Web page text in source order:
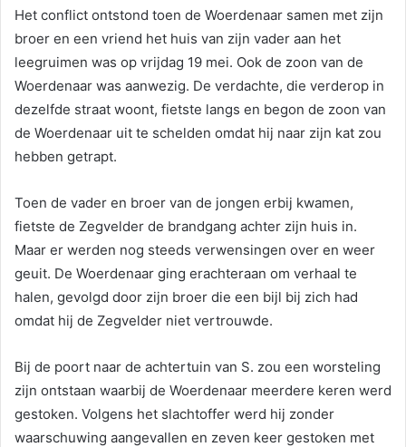
Het conflict ontstond toen de Woerdenaar samen met zijn
broer en een vriend het huis van zijn vader aan het
leegruimen was op vrijdag 19 mei. Ook de zoon van de
Woerdenaar was aanwezig. De verdachte, die verderop in
dezelfde straat woont, fietste langs en begon de zoon van
de Woerdenaar uit te schelden omdat hij naar zijn kat zou
hebben getrapt.
Toen de vader en broer van de jongen erbij kwamen,
fietste de Zegvelder de brandgang achter zijn huis in.
Maar er werden nog steeds verwensingen over en weer
geuit. De Woerdenaar ging erachteraan om verhaal te
halen, gevolgd door zijn broer die een bijl bij zich had
omdat hij de Zegvelder niet vertrouwde.
Bij de poort naar de achtertuin van S. zou een worsteling
zijn ontstaan waarbij de Woerdenaar meerdere keren werd
gestoken. Volgens het slachtoffer werd hij zonder
waarschuwing aangevallen en zeven keer gestoken met